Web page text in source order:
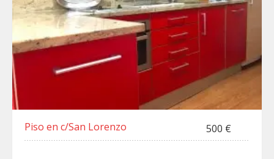
Piso en c/San Lorenzo 500 €